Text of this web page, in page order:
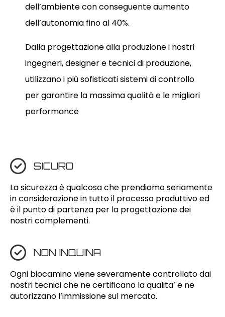
dell’ambiente con conseguente aumento
dell’autonomia fino al 40%.
Dalla progettazione alla produzione i nostri
ingegneri, designer e tecnici di produzione,
utilizzano i più sofisticati sistemi di controllo
per garantire la massima qualità e le migliori
performance
SICURO
La sicurezza è qualcosa che prendiamo seriamente
in considerazione in tutto il processo produttivo ed
è il punto di partenza per la progettazione dei
nostri complementi.
NON INQUINA
Ogni biocamino viene severamente controllato dai
nostri tecnici che ne certificano la qualita’ e ne
autorizzano l’immissione sul mercato.